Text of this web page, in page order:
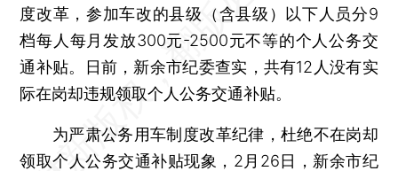
度改革，参加车改的县级（含县级）以下人员分9
档每人每月发放300元-2500元不等的个人公务交
通补贴。日前，新余市纪委查实，共有12人没有实
际在岗却违规领取个人公务交通补贴。
为严肃公务用车制度改革纪律，杜绝不在岗却
领取个人公务交通补贴现象，2月26日，新余市纪